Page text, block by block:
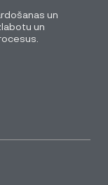
un
un